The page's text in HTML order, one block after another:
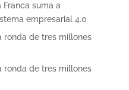
Franca suma a
empresarial 4.0
ronda de tres millones
ronda de tres millones